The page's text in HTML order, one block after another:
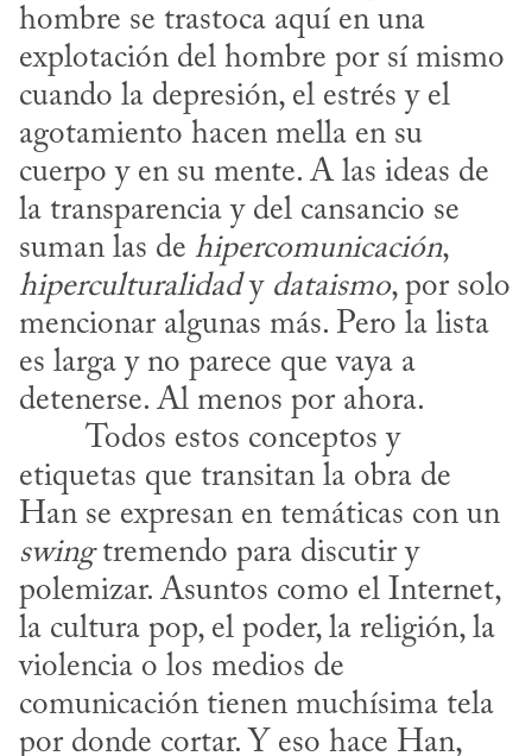
hombre se trastoca aquí en una
explotación del hombre por sí mismo
cuando la depresión, el estrés y el
agotamiento hacen mella en su
cuerpo y en su mente. A las ideas de
la transparencia y del cansancio se
suman las de hipercomunicación,
hiperculturalidad y dataismo, por solo
mencionar algunas más. Pero la lista
es larga y no parece que vaya a
detenerse. Al menos por ahora.
etiquetas que transitan la obra de
swing tremendo para discutir y
polemizar. Asuntos como el Internet,
la cultura pop, el poder, la religión, la
violencia o los medios de
comunicación tienen muchísima tela
por donde cortar. Y eso hace Han,